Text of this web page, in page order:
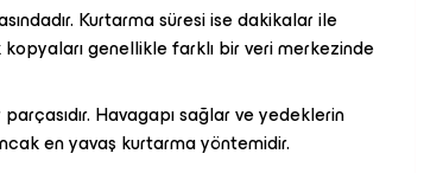
Kurtarma süresi ise dakikalar ile
genellikle farklı bir veri merkezinde
Havagapı sağlar ve yedeklerin
en yavaş kurtarma yöntemidir.